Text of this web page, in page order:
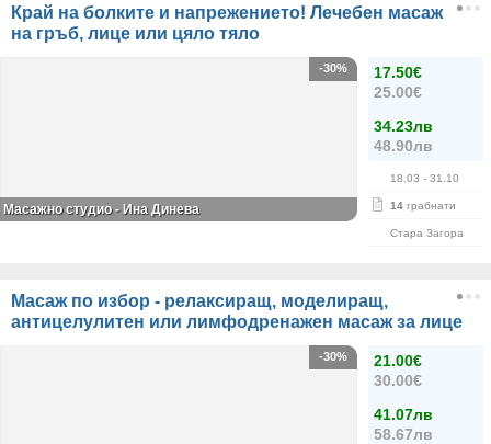
Край на болките и напрежението! Лечебен масаж
на гръб, лице или цяло тяло
17.50€
25.00€
34.23лв
48.90лв
18.03 - 31.10
14 грабнати
Стара Загора
-30%
Масажно студио - Ина Динева
Масаж по избор - релаксиращ, моделиращ,
антицелулитен или лимфодренажен масаж за лице
21.00€
30.00€
41.07лв
58.67лв
-30%